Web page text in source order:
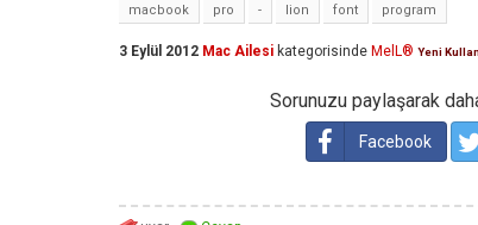
macbook pro - lion font program
3 Eylül 2012 Mac Ailesi kategorisinde MelL® Yeni
Sorunuzu paylaşarak
Facebook